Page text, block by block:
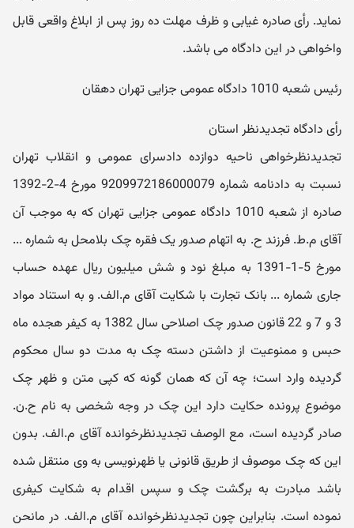
نماید. رأی صادره غیابی و ظرف مهلت ده روز پس از ابلاغ واقعی قابل
واخواهی در این دادگاه می باشد.
رئیس شعبه 1010 دادگاه عمومی جزایی تهران دهقان
رأی دادگاه تجدیدنظر استان
تجدیدنظرخواهی ناحیه دوازده دادسرای عمومی و انقلاب تهران
نسبت به دادنامه شماره 9209972186000079 مورخ 4-2-1392
صادره از شعبه 1010 دادگاه عمومی جزایی تهران که به موجب آن
آقای م.ط. فرزند ح. به اتهام صدور یک فقره چک بلامحل به شماره ...
مورخ 5-1-1391 به مبلغ نود و شش میلیون ریال عهده حساب
جاری شماره ... بانک تجارت با شکایت آقای م.الف. و به استناد مواد
3 و 7 و 22 قانون صدور چک اصلاحی سال 1382 به کیفر هجده ماه
حبس و ممنوعیت از داشتن دسته چک به مدت دو سال محکوم
گردیده وارد است؛ چه آن که همان گونه که کپی متن و ظهر چک
موضوع پرونده حکایت دارد این چک در وجه شخصی به نام ح.ن.
صادر گردیده است، مع الوصف تجدیدنظرخوانده آقای م.الف. بدون
این که چک موصوف از طریق قانونی یا ظهرنویسی به وی منتقل شده
باشد مبادرت به برگشت چک و سپس اقدام به شکایت کیفری
نموده است. بنابراین چون تجدیدنظرخوانده آقای م.الف. در مانحن